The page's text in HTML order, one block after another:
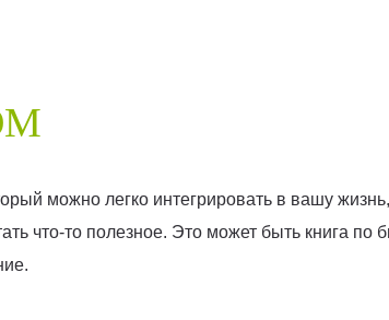
можно легко интегрировать в вашу
что-то полезное. Это может быть книга по